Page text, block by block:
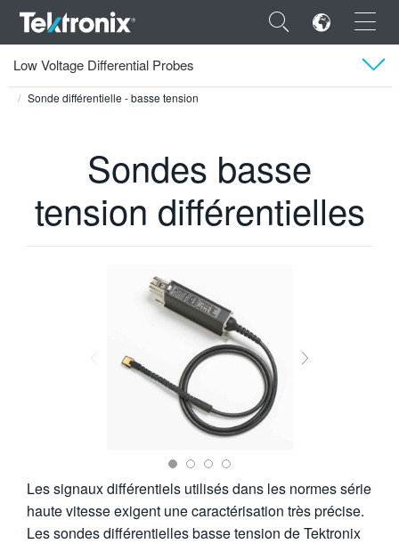
×
ENGLISH
FRANÇAIS
DEUTSCH
Tektronix Produits
Oscilloscope
Sonde différentielle - basse tension
Sondes basse
tension différentielles
Les signaux différentiels utilisés dans les normes série
haute vitesse exigent une caractérisation très précise.
Les sondes différentielles basse tension de Tektronix
Low Voltage Differential Probes
Modèles